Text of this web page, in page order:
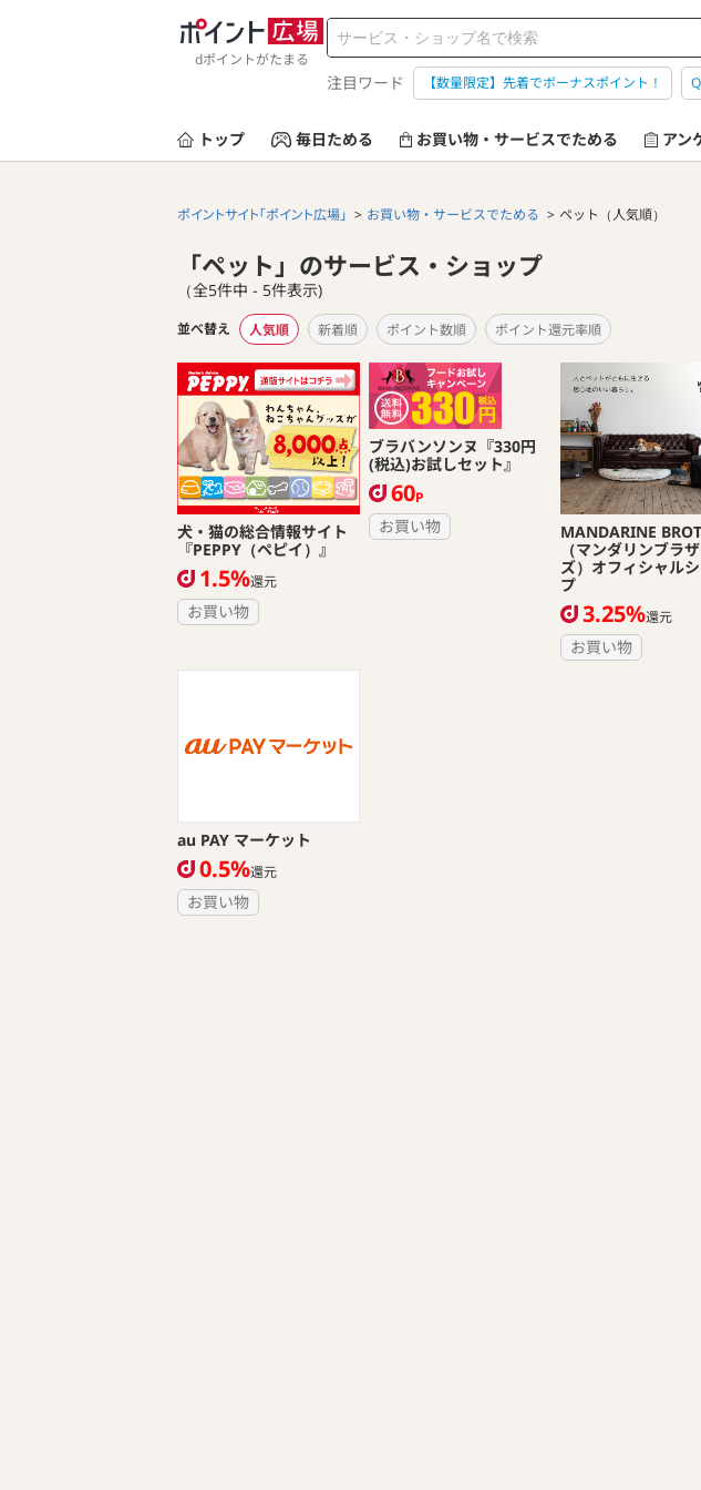
dポイントがたまる
注目ワード 【数量限定】先着でボーナスポイント！
トップ 毎日ためる お買い物・サービスでためる アン
ポイントサイト「ポイント広場」 お買い物・サービスでためる ペット（人気順）
「ペット」のサービス・ショップ
（全5件中 - 5件表示)
並べ替え 人気順 新着順 ポイント数順 ポイント還元率順
犬・猫の総合情報サイト
『PEPPY（ペピイ）』
1.5%還元
お買い物
ブラバンソンヌ『330円
(税込)お試しセット』
60P
お買い物
MANDARINE
（マンダリンブラ
ズ）オフィシャル
プ
3.25%還元
お買い物
au PAY マーケット
0.5%還元
お買い物